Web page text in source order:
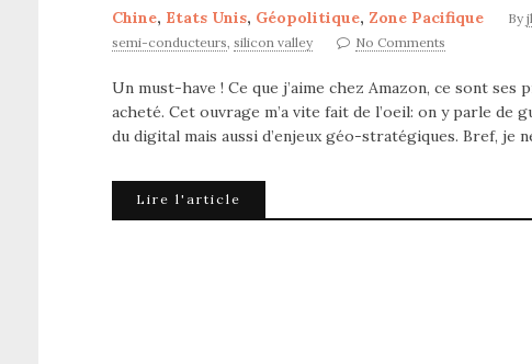
Chine, Etats Unis, Géopolitique, Zone Pacifique By
semi-conducteurs, silicon valley No Comments
Un must-have ! Ce que j’aime chez Amazon, ce sont
acheté. Cet ouvrage m’a vite fait de l’oeil: on y parle de
du digital mais aussi d’enjeux géo-stratégiques. Bref, je
Lire l'article